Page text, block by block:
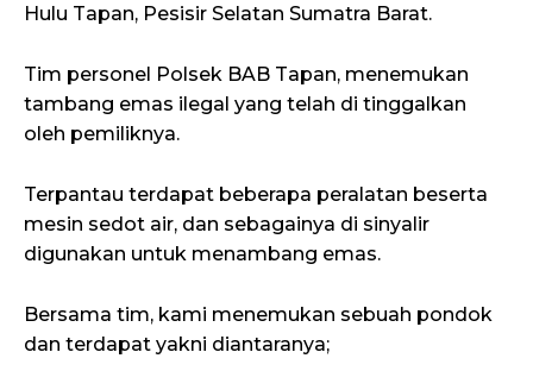
Hulu Tapan, Pesisir Selatan Sumatra Barat.
Tim personel Polsek BAB Tapan, menemukan
tambang emas ilegal yang telah di tinggalkan
oleh pemiliknya.
Terpantau terdapat beberapa peralatan beserta
mesin sedot air, dan sebagainya di sinyalir
digunakan untuk menambang emas.
Bersama tim, kami menemukan sebuah pondok
dan terdapat yakni diantaranya;